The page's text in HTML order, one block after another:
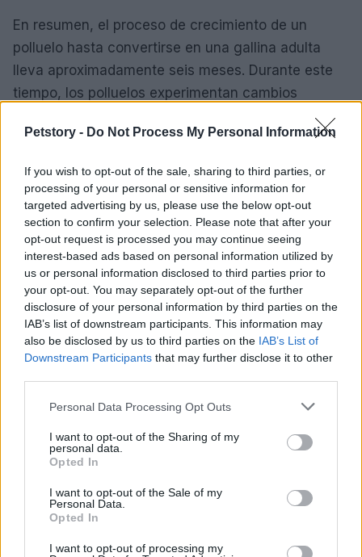
Petstory - Do Not Process My Personal Information
If you wish to opt-out of the sale, sharing to third parties, or
processing of your personal or sensitive information for
targeted advertising by us, please use the below opt-out
section to confirm your selection. Please note that after your
opt-out request is processed you may continue seeing
interest-based ads based on personal information utilized by
us or personal information disclosed to third parties prior to
your opt-out. You may separately opt-out of the further
disclosure of your personal information by third parties on the
IAB’s list of downstream participants. This information may
also be disclosed by us to third parties on the IAB’s List of
Downstream Participants that may further disclose it to other
Please note that this website/app uses one or more Google
not limited to your visit or usage behaviour. You may click to
grant or deny consent to Google and its third-party tags to
use your data for below specified purposes in below Google
consent section.
Personal Data Processing Opt Outs
I want to opt-out of the Sharing of my
personal data.
Opted In
I want to opt-out of the Sale of my
Personal Data.
Opted In
I want to opt-out of processing my
En resumen, el proceso de crecimiento de un
polluelo hasta convertirse en una gallina adulta
lleva aproximadamente seis meses. Durante este
tiempo, los polluelos experimentan cambios
significativos en su apariencia y comportamiento,
y requieren cuidados especiales para garantizar un
adecuado, una alimentación equilibrada y atención
constante es fundamental para asegurar que los
polluelos se conviertan en gallinas adultas
felices y saludables.
AUTOR
Redacción Petstory.es